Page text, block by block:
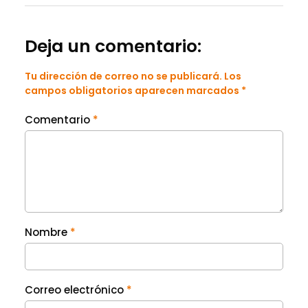
Deja un comentario:
Tu dirección de correo no se publicará. Los
campos obligatorios aparecen marcados *
Comentario *
Nombre *
Correo electrónico *